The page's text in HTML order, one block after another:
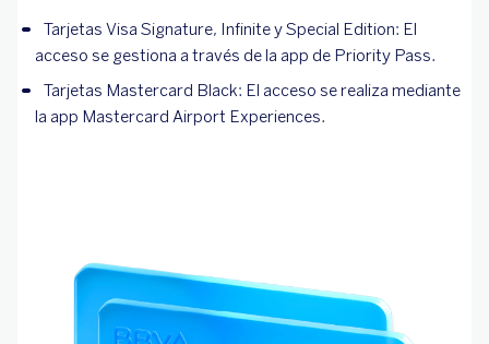
Tarjetas Visa Signature, Infinite y Special Edition: El
acceso se gestiona a través de la app de Priority Pass.
Tarjetas Mastercard Black: El acceso se realiza mediante
la app Mastercard Airport Experiences.